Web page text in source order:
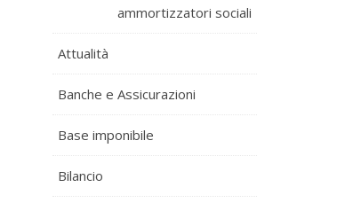
ammortizzatori sociali
Attualità
Banche e Assicurazioni
Base imponibile
Bilancio